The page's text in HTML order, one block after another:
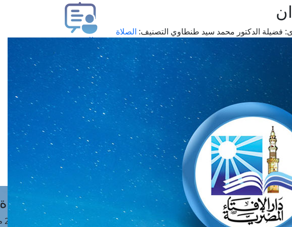
فضيلة الدكتور محمد سيد طنطاوي التصنيف: الصلاة
طلب فتوى
استعلام عن فتوى
حجز موعد
الفتوى الهاتفية
مَواقِيتُ الصَّـــلاة
القاهرة · 09 أغسطس 2026 م